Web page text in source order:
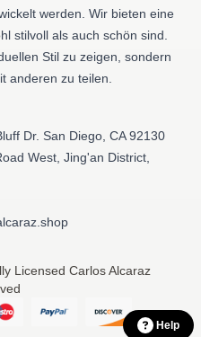
werden. Wir bieten eine
stilvoll als auch schön sind.
Stil zu zeigen, sondern
anderen zu teilen.
Dr. San Diego, CA 92130
West, Jing'an District,
Licensed Carlos Alcaraz
Help